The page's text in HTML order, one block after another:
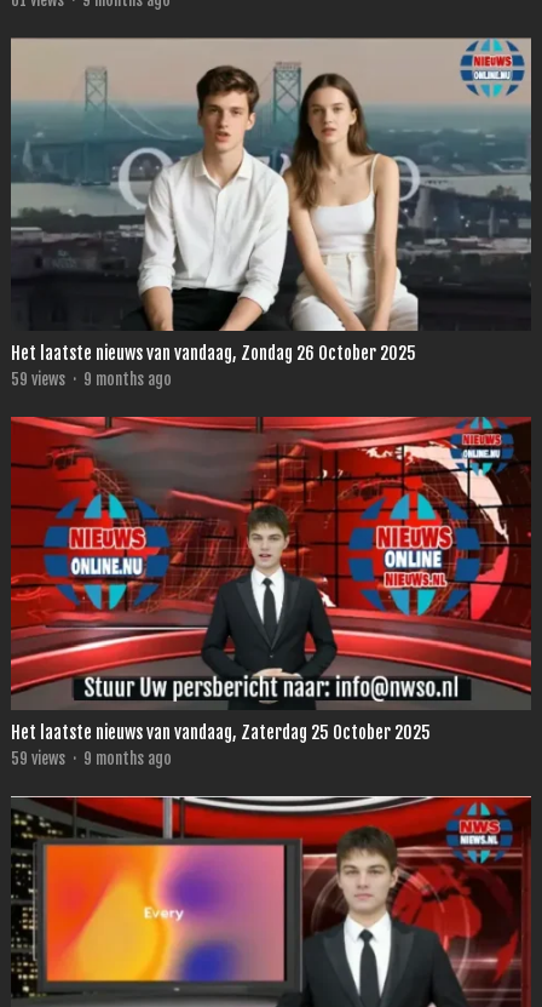
Het laatste nieuws van vandaag, Zondag 26 October 2025
59 views · 9 months ago
Het laatste nieuws van vandaag, Zaterdag 25 October 2025
59 views · 9 months ago